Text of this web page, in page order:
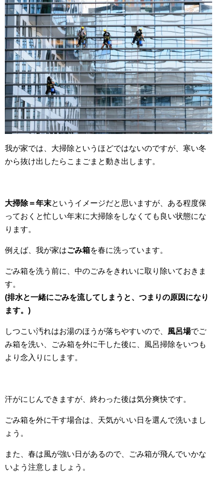
我が家では、大掃除というほどではないのですが、寒い冬
から抜け出したらこまごまと動き出します。
大掃除＝年末というイメージだと思いますが、ある程度保
っておくと忙しい年末に大掃除をしなくても良い状態にな
ります。
例えば、我が家はごみ箱を春に洗っています。
ごみ箱を洗う前に、中のごみをきれいに取り除いておきま
す。
(排水と一緒にごみを流してしまうと、つまりの原因になり
ます。)
しつこい汚れはお湯のほうが落ちやすいので、 風呂場でご
み箱を洗い、ごみ箱を外に干した後に、風呂掃除をいつも
より念入りにします。
汗がにじんできますが、終わった後は気分爽快です。
ごみ箱を外に干す場合は、天気がいい日を選んで洗いまし
ょう。
また、春は風が強い日があるので、ごみ箱が飛んでいかな
いよう注意しましょう。